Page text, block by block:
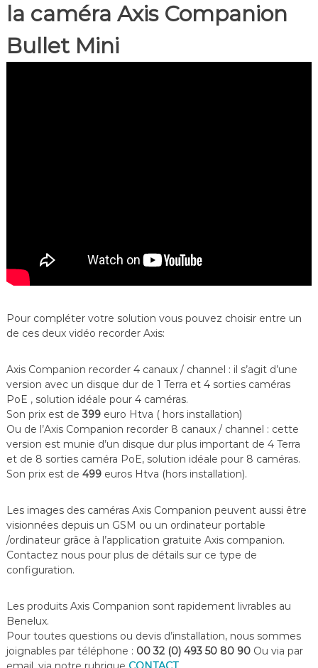
la caméra Axis Companion
Bullet Mini
Pour compléter votre solution vous pouvez choisir entre un
de ces deux vidéo recorder Axis:
Axis Companion recorder 4 canaux / channel : il s’agit d’une
version avec un disque dur de 1 Terra et 4 sorties caméras
PoE , solution idéale pour 4 caméras.
Son prix est de399euro Htva ( hors installation)
Ou de l’Axis Companion recorder 8 canaux / channel : cette
version est munie d’un disque dur plus important de 4 Terra
et de 8 sorties caméra PoE, solution idéale pour 8 caméras.
Son prix est de 499euros Htva (hors installation).
Les images des caméras Axis Companion peuvent aussi être
visionnées depuis un GSM ou un ordinateur portable
/ordinateur grâce à l’application gratuite Axis companion.
Contactez nous pour plus de détails sur ce type de
configuration.
Les produits Axis Companion sont rapidement livrables au
Benelux.
Pour toutes questions ou devis d’installation, nous sommes
joignables par téléphone : 00 32 (0) 493 50 80 90Ou via par